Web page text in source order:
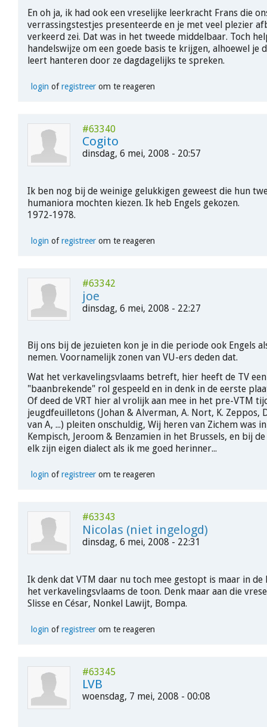
En oh ja, ik had ook een vreselijke leerkracht Frans die
verrassingstestjes presenteerde en je met veel plezier
verkeerd zei. Dat was in het tweede middelbaar. Toch
handelswijze om een goede basis te krijgen, alhoewel je
leert hanteren door ze dagdagelijks te spreken.
login ofregistreerom te reageren
#63340
Cogito
dinsdag, 6 mei, 2008 - 20:57
Ik ben nog bij de weinige gelukkigen geweest die hun
humaniora mochten kiezen. Ik heb Engels gekozen.
1972-1978.
login ofregistreerom te reageren
#63342
joe
dinsdag, 6 mei, 2008 - 22:27
Bij ons bij de jezuieten kon je in die periode ook Engels
nemen. Voornamelijk zonen van VU-ers deden dat.
Wat het verkavelingsvlaams betreft, hier heeft de TV een
"baanbrekende" rol gespeeld en in denk in de eerste
Of deed de VRT hier al vrolijk aan mee in het pre-VTM
jeugdfeuilletons (Johan & Alverman, A. Nort, K. Zeppos,
van A, ...) pleiten onschuldig, Wij heren van Zichem was
Kempisch, Jeroom & Benzamien in het Brussels, en bij
elk zijn eigen dialect als ik me goed herinner...
login ofregistreerom te reageren
#63343
Nicolas (niet ingelogd)
dinsdag, 6 mei, 2008 - 22:31
Ik denk dat VTM daar nu toch mee gestopt is maar in
het verkavelingsvlaams de toon. Denk maar aan die
Slisse en César, Nonkel Lawijt, Bompa.
login ofregistreerom te reageren
#63345
LVB
woensdag, 7 mei, 2008 - 00:08